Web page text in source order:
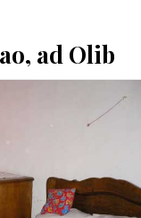
ad Olib